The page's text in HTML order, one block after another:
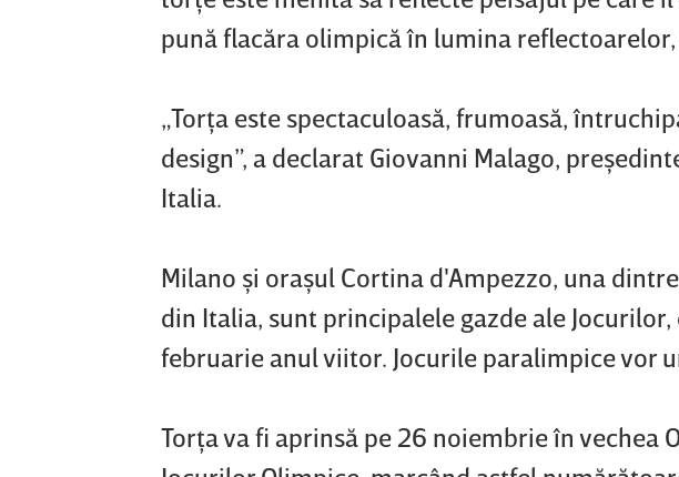
pună flacăra olimpică în lumina
„Torţa este spectaculoasă, frumoasă,
design”, a declarat Giovanni Malago,
Italia.
Milano şi oraşul Cortina d'Ampezzo, una
din Italia, sunt principalele gazde ale
februarie anul viitor. Jocurile paralimpice vor
Torţa va fi aprinsă pe 26 noiembrie în vechea